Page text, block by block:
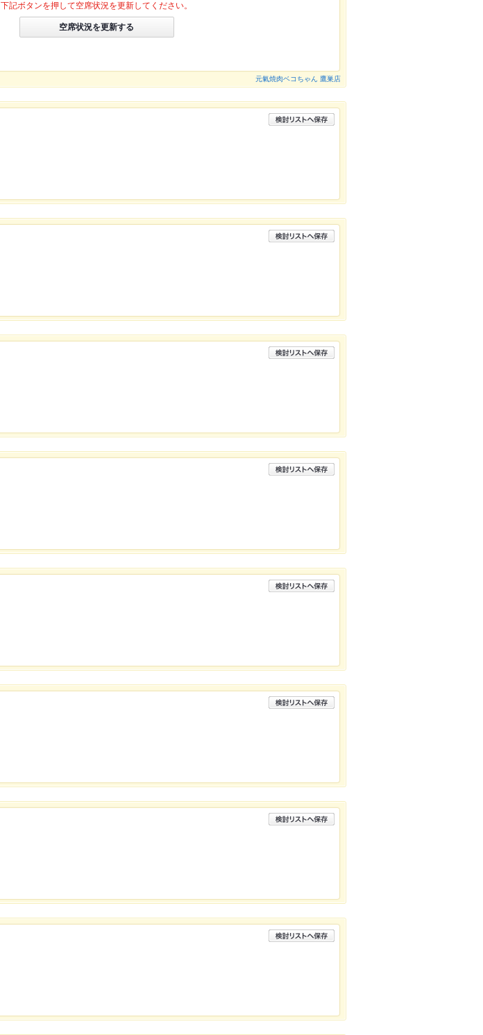
下記ボタンを押して空席状況を更新してください。
空席状況を更新する
元氣焼肉ベコちゃん 鷹巣店